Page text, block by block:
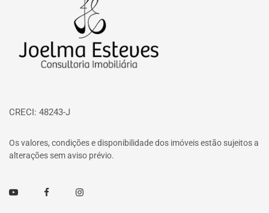
CRECI: 48243-J
Os valores, condições e disponibilidade dos imóveis estão sujeitos a
alterações sem aviso prévio.
Youtube FacebookInstagram